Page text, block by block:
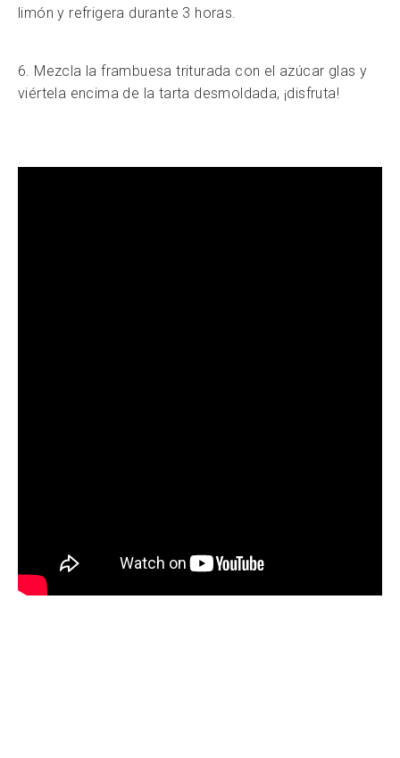
limón y refrigera durante 3 horas.
6. Mezcla la frambuesa triturada con el azúcar glas y
viértela encima de la tarta desmoldada, ¡disfruta!